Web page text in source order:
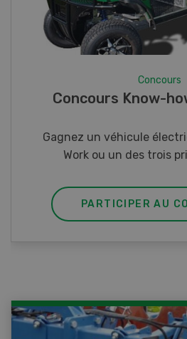
Photo mystère 07-
Gagnez l’un des cinq
PARTICIPER AU